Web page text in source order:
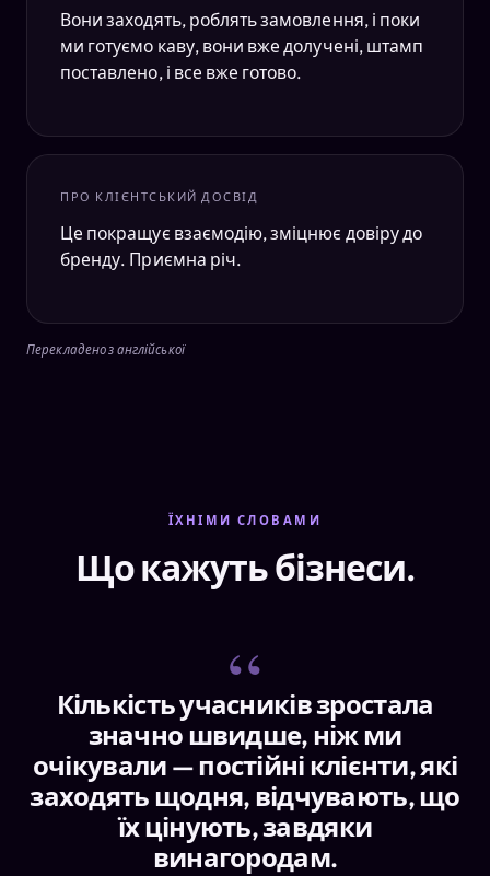
Вони заходять, роблять замовлення, і поки
ми готуємо каву, вони вже долучені, штамп
поставлено, і все вже готово.
ПРО КЛІЄНТСЬКИЙ ДОСВІД
Це покращує взаємодію, зміцнює довіру до
бренду. Приємна річ.
Перекладено з англійської
ЇХНІМИ СЛОВАМИ
Що кажуть бізнеси.
Кількість учасників зростала
значно швидше, ніж ми
очікували — постійні клієнти, які
заходять щодня, відчувають, що
їх цінують, завдяки
винагородам.